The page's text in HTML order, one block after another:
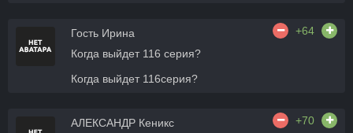
Гость Ирина
+64
Когда выйдет 116 серия?
Когда выйдет 116серия?
АЛЕКСАНДР Кеникс
+70